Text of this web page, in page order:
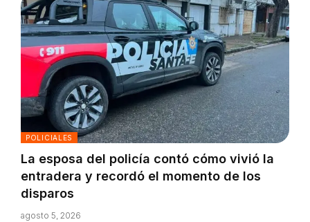
POLICIALES
La esposa del policía contó cómo vivió la
entradera y recordó el momento de los
disparos
agosto 5, 2026